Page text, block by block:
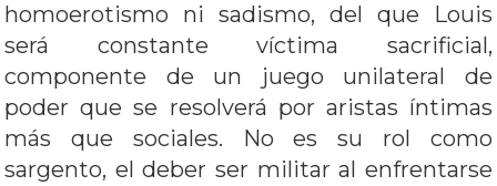
homoerotismo ni sadismo, del que Louis
será constante víctima sacrificial,
componente de un juego unilateral de
poder que se resolverá por aristas íntimas
más que sociales. No es su rol como
sargento, el deber ser militar al enfrentarse